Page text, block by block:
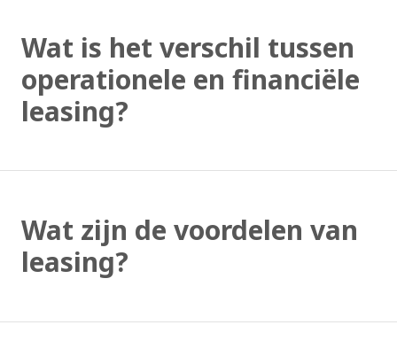
Wat is het verschil tussen
operationele en financiële
leasing?
Wat zijn de voordelen van
leasing?